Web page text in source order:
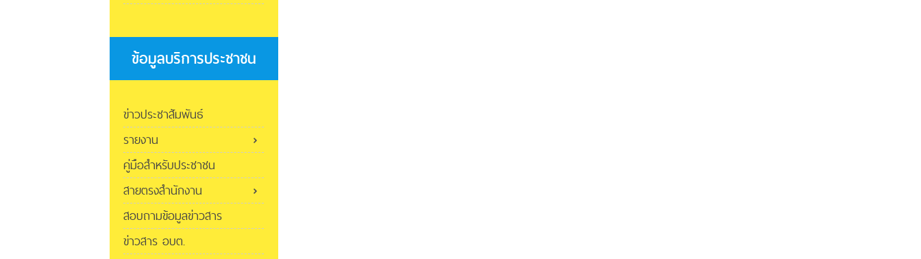
ข้อมูลบริการประชาชน
ข่าวประชาสัมพันธ์
รายงาน
คู่มือสำหรับประชาชน
สายตรงสำนักงาน
สอบถามข้อมูลข่าวสาร
ข่าวสาร อบต.